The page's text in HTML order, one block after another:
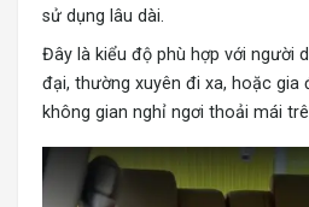
sử dụng lâu dài.
Đây là kiểu độ phù hợp với người
đại, thường xuyên đi xa, hoặc gia
không gian nghỉ ngơi thoải mái